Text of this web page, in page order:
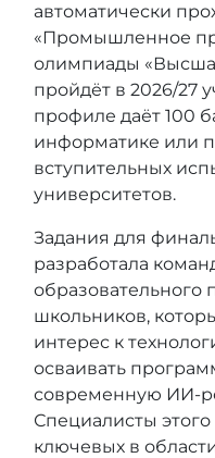
автоматически
«Промышленное
олимпиады
пройдёт в 2026/27
профиле даёт 100
информатике или
вступительных
университетов.
Задания для
разработала
образовательного
школьников,
интерес к
осваивать
современную ИИ-
Специалисты
ключевых в